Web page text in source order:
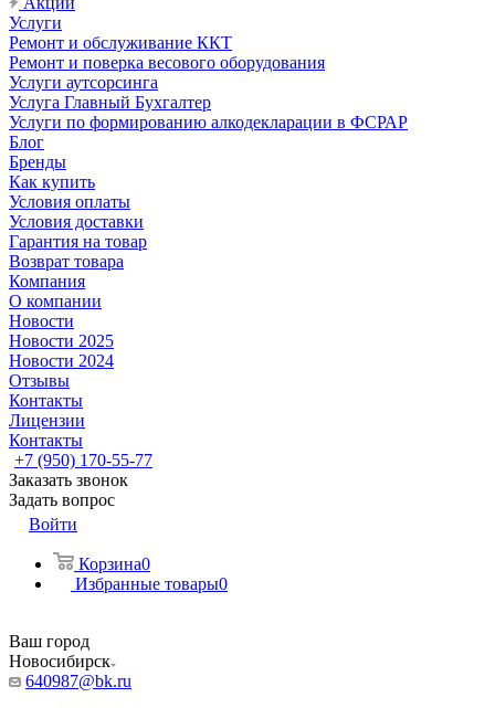
Услуги
Ремонт и обслуживание ККТ
Ремонт и поверка весового оборудования
Услуги аутсорсинга
Услуга Главный Бухгалтер
Услуги по формированию алкодекларации в ФСРАР
Блог
Бренды
Как купить
Условия оплаты
Условия доставки
Гарантия на товар
Возврат товара
Компания
О компании
Новости
Новости 2025
Новости 2024
Отзывы
Контакты
Лицензии
Контакты
+7 (950) 170-55-77
Заказать звонок
Задать вопрос
Войти
Корзина0
Избранные товары0
Ваш город
Новосибирск
640987@bk.ru